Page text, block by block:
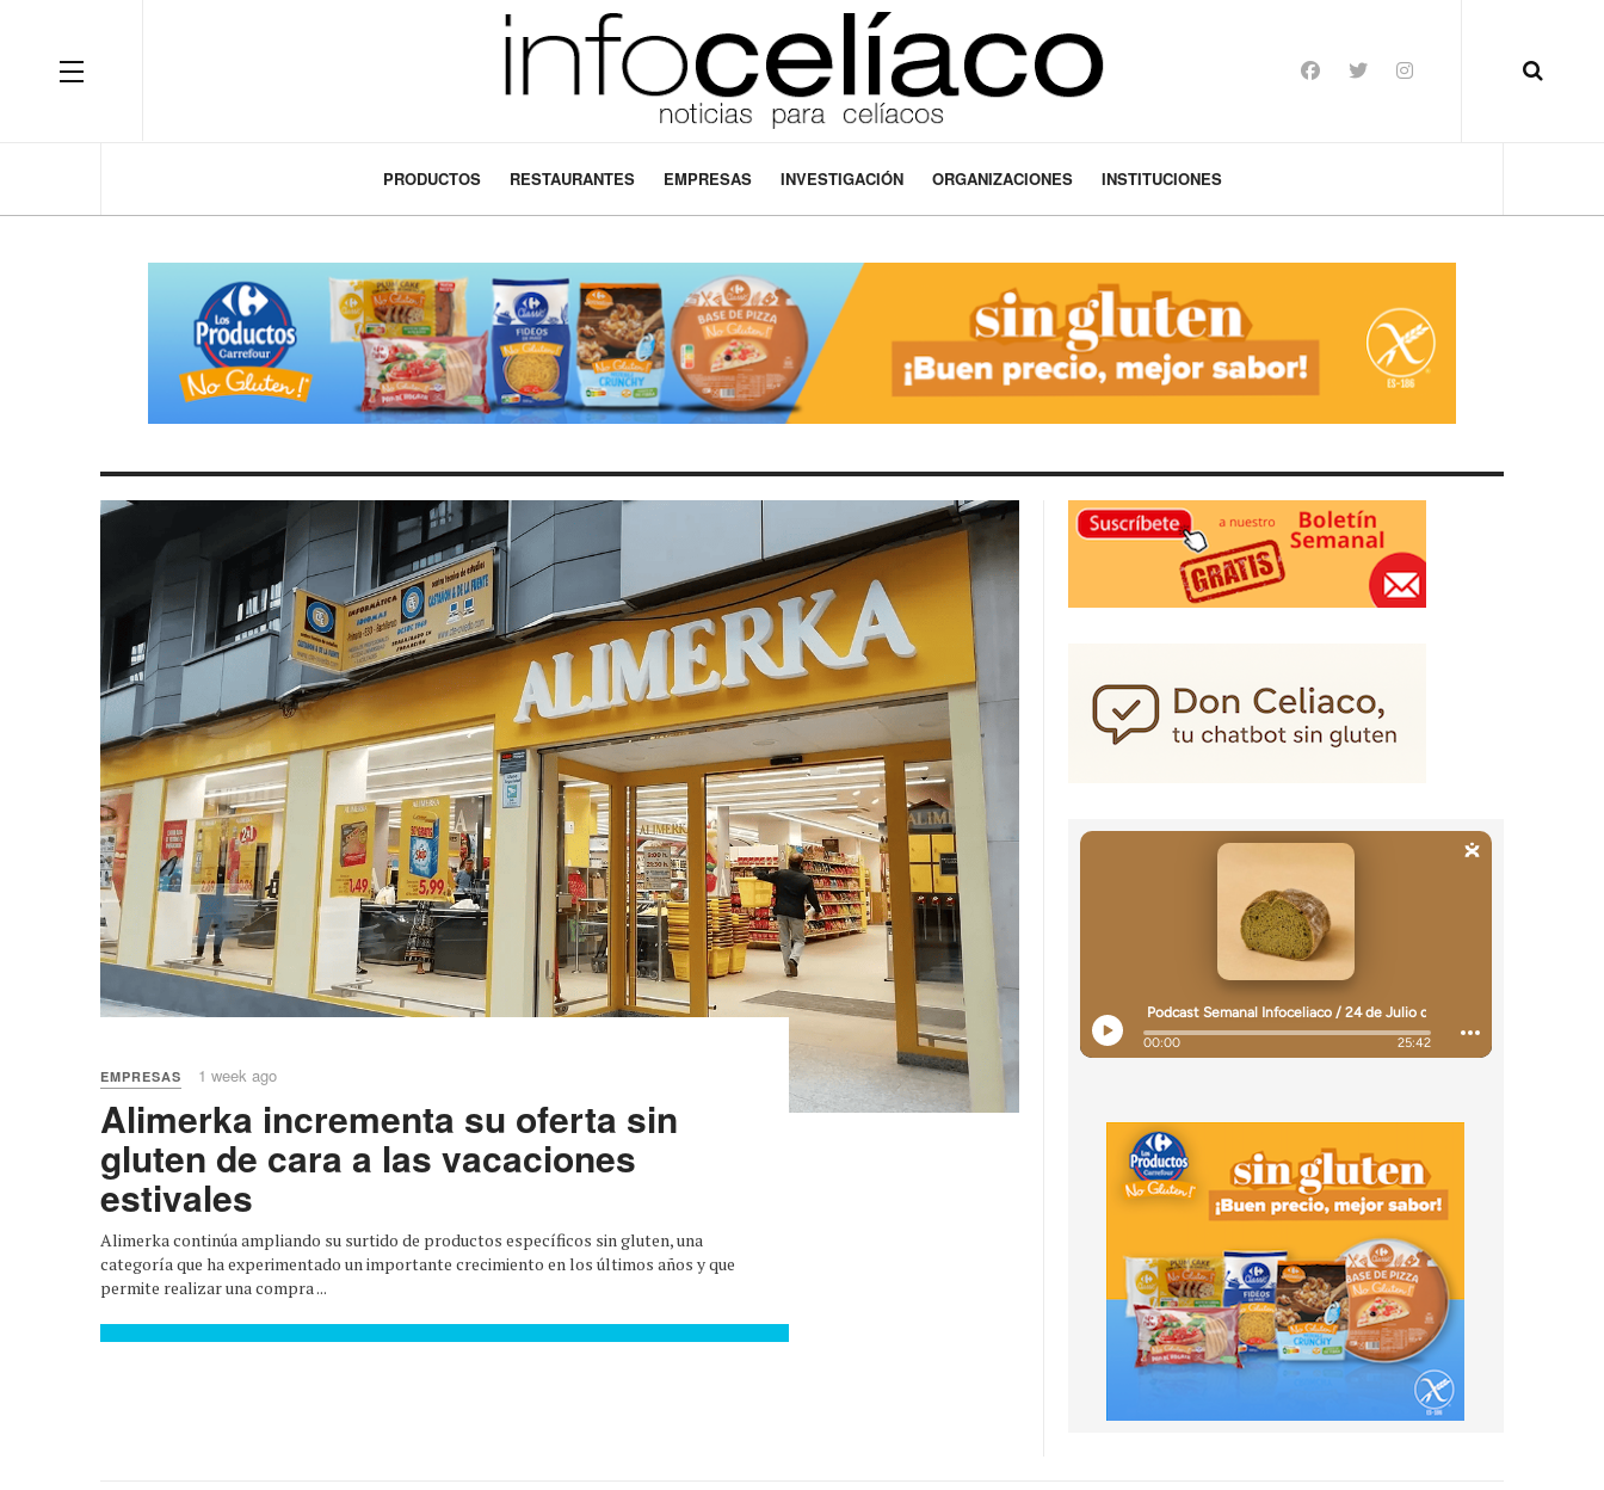
OFF CANVAS
PRODUCTOS RESTAURANTES EMPRESAS INVESTIGACIÓN ORGANIZACIONES INSTITUCIONES
EMPRESAS 1 week ago
Alimerka incrementa su oferta sin
gluten de cara a las vacaciones
estivales
Alimerka continúa ampliando su surtido de productos específicos sin gluten, una
categoría que ha experimentado un importante crecimiento en los últimos años y que
permite realizar una compra ...